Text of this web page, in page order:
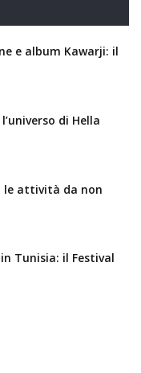
e album Kawarji: il
di Hella
le attività da non
Tunisia: il Festival